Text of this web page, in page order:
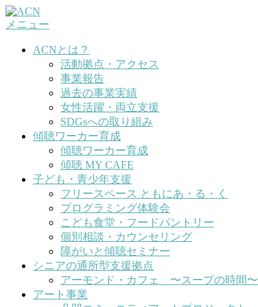
コ
ン
メニュー
ACNとは？
活動拠点・アクセス
事業報告
過去の事業実績
女性活躍・両立支援
SDGsへの取り組み
傾聴ワーカー育成
傾聴ワーカー育成
傾聴 MY CAFE
子ども・青少年支援
フリースペース ともにあ・る・く
プログラミング体験会
こども食堂・フードパントリー
個別相談・カウンセリング
障がいと傾聴セミナー
シニアの通所型支援拠点
アーモンド・カフェ 〜スープの時間〜
アート事業